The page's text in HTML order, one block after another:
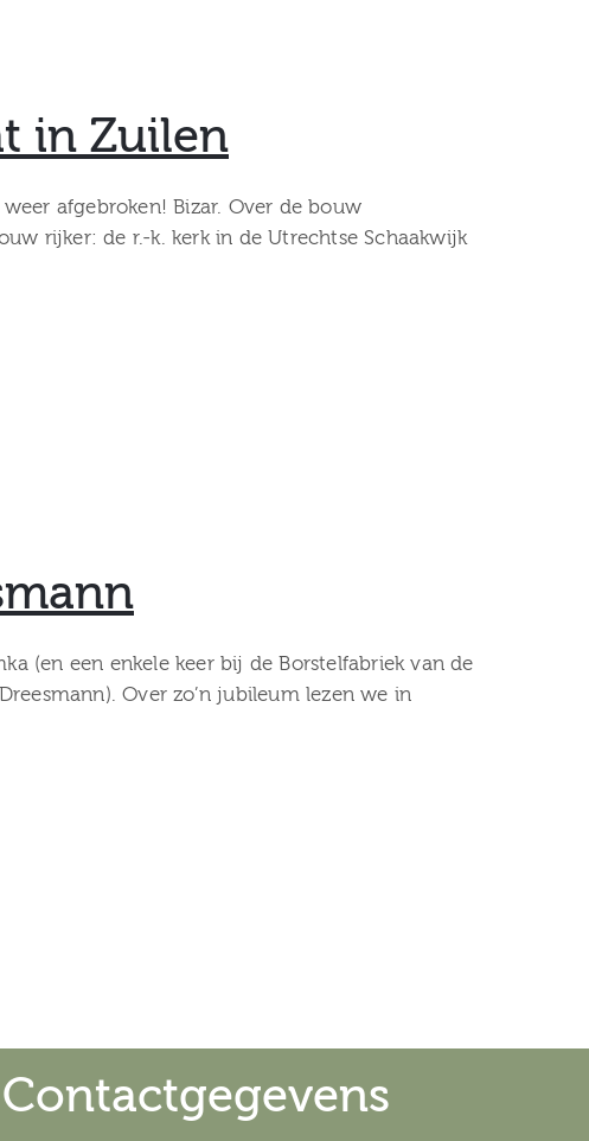
in Zuilen
afgebroken! Bizar. Over de bouw
rijker: de r.-k. kerk in de Utrechtse Schaakwijk
(en een enkele keer bij de Borstelfabriek van de
Over zo’n jubileum lezen we in
Contactgegevens